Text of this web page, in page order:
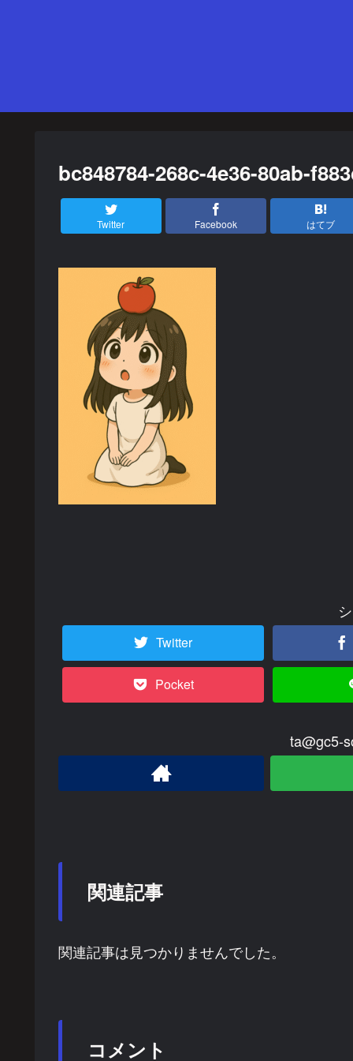
bc848784-268c-4e36-80ab-
Twitter Facebook はてブ
Twitter
Pocket
ta@gc5-
関連記事
関連記事は見つかりませんでした。
コメント